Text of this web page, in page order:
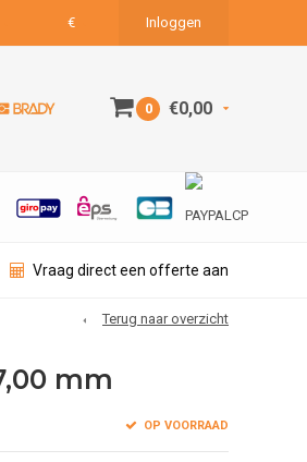
€ Inloggen
0 €0,00
Vraag direct een offerte aan
Terug naar overzicht
mm
OP VOORRAAD